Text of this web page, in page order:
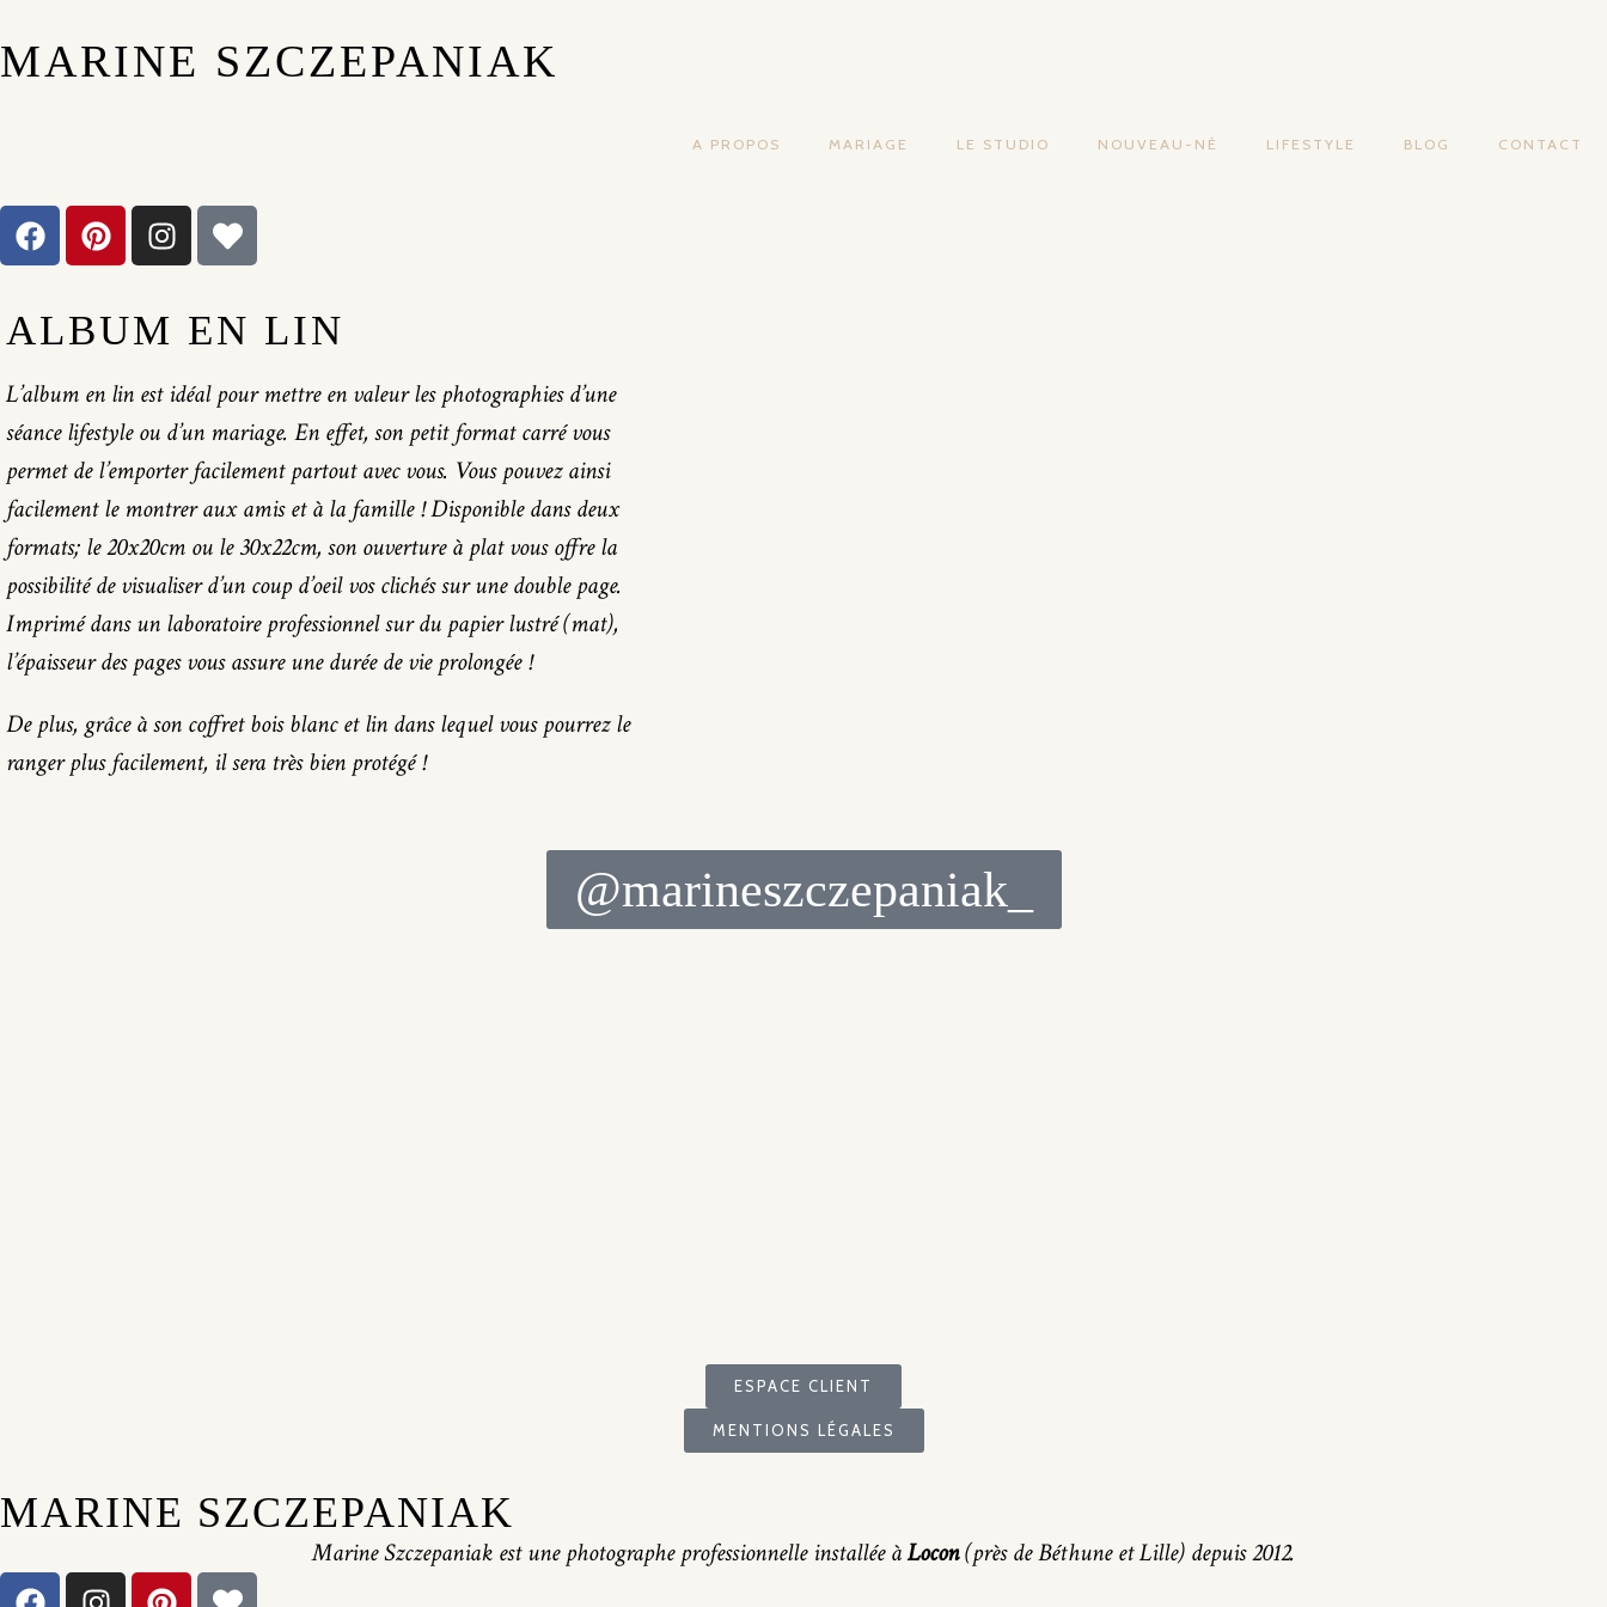
MARINE SZCZEPANIAK
A PROPOS MARIAGE LE STUDIO NOUVEAU-NÉ LIFESTYLE BLOG CONTACT
ALBUM EN LIN​
L’album en lin est idéal pour mettre en valeur les photographies d’une
séance lifestyle ou d’un mariage. En effet, son petit format carré vous
permet de l’emporter facilement partout avec vous. Vous pouvez ainsi
facilement le montrer aux amis et à la famille ! Disponible dans deux
formats; le 20x20cm ou le 30x22cm, son ouverture à plat vous offre la
possibilité de visualiser d’un coup d’oeil vos clichés sur une double page.
Imprimé dans un laboratoire professionnel sur du papier lustré (mat),
l’épaisseur des pages vous assure une durée de vie prolongée !
De plus, grâce à son coffret bois blanc et lin dans lequel vous pourrez le
ranger plus facilement, il sera très bien protégé !
@marineszczepaniak_
ESPACE CLIENT
MENTIONS LÉGALES
MARINE SZCZEPANIAK
Marine Szczepaniak est une photographe professionnelle installée àLocon(près de Béthune et Lille) depuis 2012.